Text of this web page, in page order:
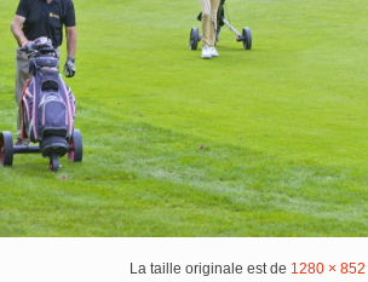
La taille originale est de 1280 × 852